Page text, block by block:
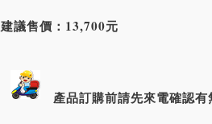
建議售價：13,700元
產品訂購前請先來電確認有